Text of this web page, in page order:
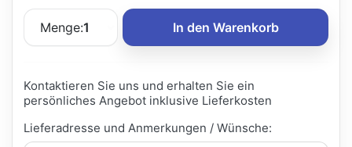
Menge:1 In den Warenkorb
Kontaktieren Sie uns und erhalten Sie ein
persönliches Angebot inklusive Lieferkosten
Lieferadresse und Anmerkungen / Wünsche: